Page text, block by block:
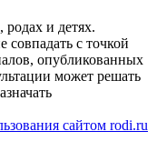
и детях.
с точкой
опубликованных
может решать
сайтом rodi.ru